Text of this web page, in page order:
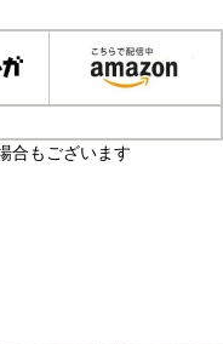
合もございます